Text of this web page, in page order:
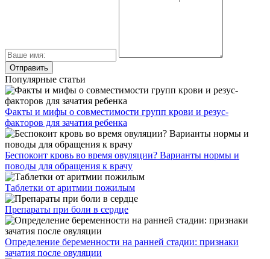
Популярные статьи
Факты и мифы о совместимости групп крови и резус-
факторов для зачатия ребенка
Беспокоит кровь во время овуляции? Варианты нормы и
поводы для обращения к врачу
Таблетки от аритмии пожилым
Препараты при боли в сердце
Определение беременности на ранней стадии: признаки
зачатия после овуляции